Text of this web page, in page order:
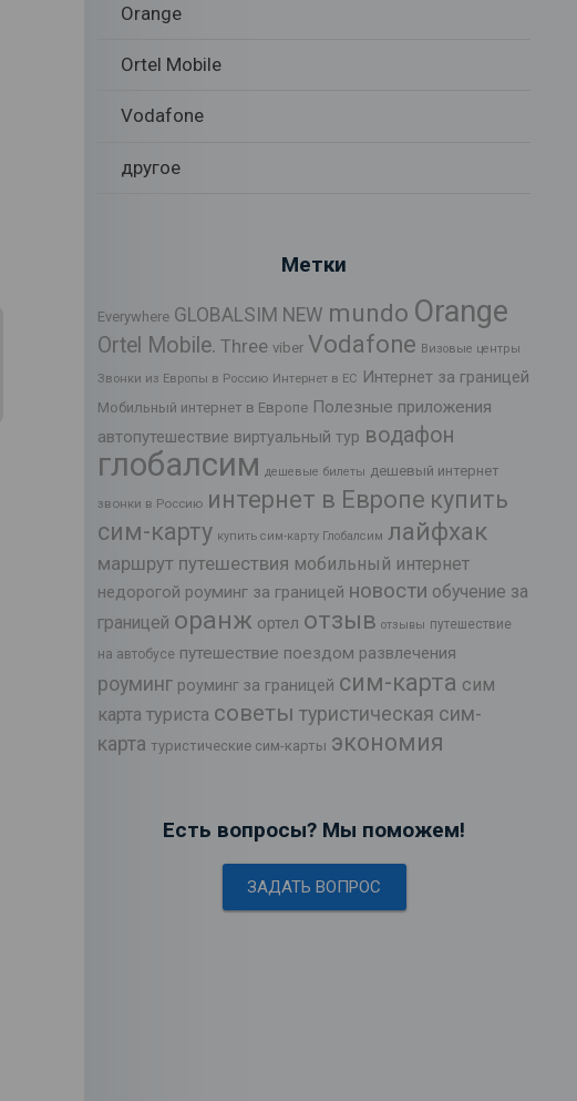
Orange
Ortel Mobile
Vodafone
другое
Метки
Everywhere GLOBALSIM NEW mundo Orange
Ortel Mobile. Three viber Vodafone Визовые центры
Звонки из Европы в Россию Интернет в ЕС Интернет за границей
Мобильный интернет в Европе Полезные приложения
автопутешествие виртуальный тур водафон
глобалсим дешевые билеты дешевый интернет
звонки в Россию интернет в Европе купить
сим-карту купить сим-карту Глобалсим лайфхак
маршрут путешествия мобильный интернет
недорогой роуминг за границей новости обучение за
границей оранж ортел отзыв отзывы путешествие
на автобусе путешествие поездом развлечения
роуминг роуминг за границей сим-карта сим
карта туриста советы туристическая сим-
карта туристические сим-карты экономия
Есть вопросы? Мы поможем!
ЗАДАТЬ ВОПРОС